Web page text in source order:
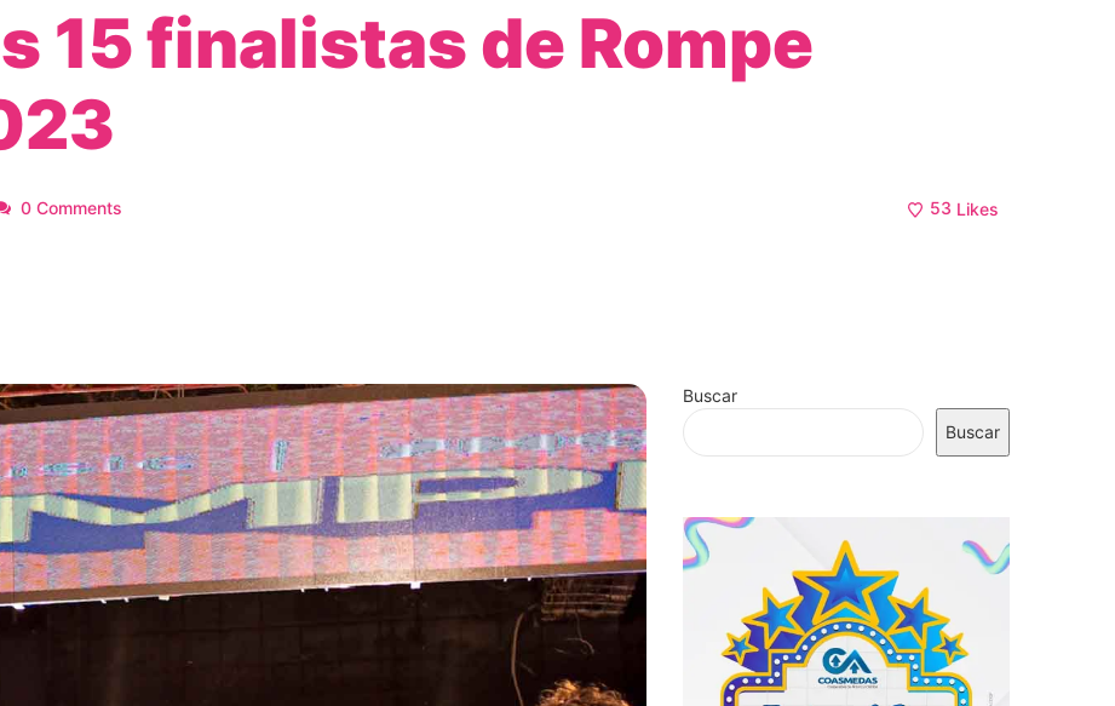
15 finalistas de Rompe
0 Comments 53 Likes
Buscar
Buscar